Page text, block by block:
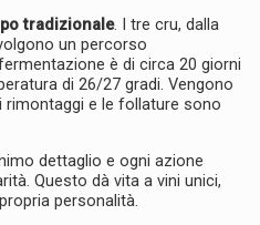
tradizionale. I tre cru, dalla
un percorso
è di circa 20 giorni
di 26/27 gradi. Vengono
rimontaggi e le follature sono
dettaglio e ogni azione
Questo dà vita a vini unici,
personalità.